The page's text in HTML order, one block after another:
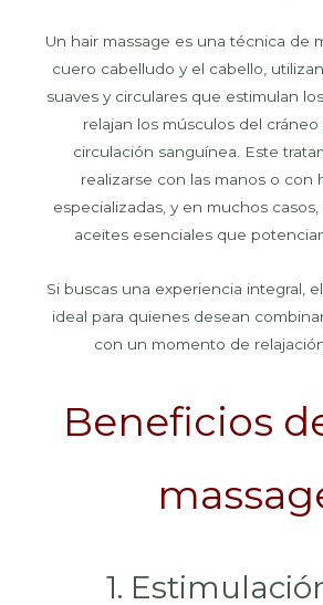
Un hair massage es una técnica de
cuero cabelludo y el cabello,
suaves y circulares que estimulan
relajan los músculos del cráneo
circulación sanguínea. Este
realizarse con las manos o con
especializadas, y en muchos
aceites esenciales que
Si buscas una experiencia integral,
ideal para quienes desean
con un momento de
Beneficios
1.